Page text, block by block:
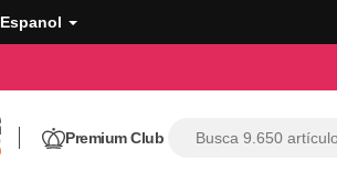
Espanol
Premium Club